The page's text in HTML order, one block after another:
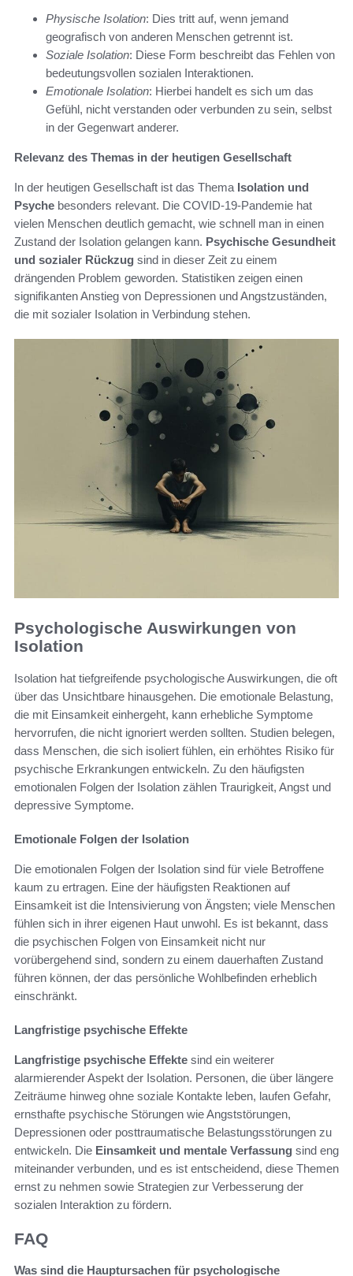
Physische Isolation: Dies tritt auf, wenn jemand
geografisch von anderen Menschen getrennt ist.
Soziale Isolation: Diese Form beschreibt das Fehlen von
bedeutungsvollen sozialen Interaktionen.
Emotionale Isolation: Hierbei handelt es sich um das
Gefühl, nicht verstanden oder verbunden zu sein, selbst
in der Gegenwart anderer.
Relevanz des Themas in der heutigen Gesellschaft
In der heutigen Gesellschaft ist das Thema Isolation und
Psyche besonders relevant. Die COVID-19-Pandemie hat
vielen Menschen deutlich gemacht, wie schnell man in einen
Zustand der Isolation gelangen kann. Psychische Gesundheit
und sozialer Rückzug sind in dieser Zeit zu einem
drängenden Problem geworden. Statistiken zeigen einen
signifikanten Anstieg von Depressionen und Angstzuständen,
die mit sozialer Isolation in Verbindung stehen.
Psychologische Auswirkungen von
Isolation
Isolation hat tiefgreifende psychologische Auswirkungen, die oft
über das Unsichtbare hinausgehen. Die emotionale Belastung,
die mit Einsamkeit einhergeht, kann erhebliche Symptome
hervorrufen, die nicht ignoriert werden sollten. Studien belegen,
dass Menschen, die sich isoliert fühlen, ein erhöhtes Risiko für
psychische Erkrankungen entwickeln. Zu den häufigsten
emotionalen Folgen der Isolation zählen Traurigkeit, Angst und
depressive Symptome.
Emotionale Folgen der Isolation
Die emotionalen Folgen der Isolation sind für viele Betroffene
kaum zu ertragen. Eine der häufigsten Reaktionen auf
Einsamkeit ist die Intensivierung von Ängsten; viele Menschen
fühlen sich in ihrer eigenen Haut unwohl. Es ist bekannt, dass
die psychischen Folgen von Einsamkeit nicht nur
vorübergehend sind, sondern zu einem dauerhaften Zustand
führen können, der das persönliche Wohlbefinden erheblich
einschränkt.
Langfristige psychische Effekte
Langfristige psychische Effekte sind ein weiterer
alarmierender Aspekt der Isolation. Personen, die über längere
Zeiträume hinweg ohne soziale Kontakte leben, laufen Gefahr,
ernsthafte psychische Störungen wie Angststörungen,
Depressionen oder posttraumatische Belastungsstörungen zu
entwickeln. Die Einsamkeit und mentale Verfassung sind eng
miteinander verbunden, und es ist entscheidend, diese Themen
ernst zu nehmen sowie Strategien zur Verbesserung der
sozialen Interaktion zu fördern.
FAQ
Was sind die Hauptursachen für psychologische